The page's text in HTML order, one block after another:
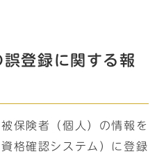
登録に関する報
保険者（個人）の情報を
格確認システム）に登録